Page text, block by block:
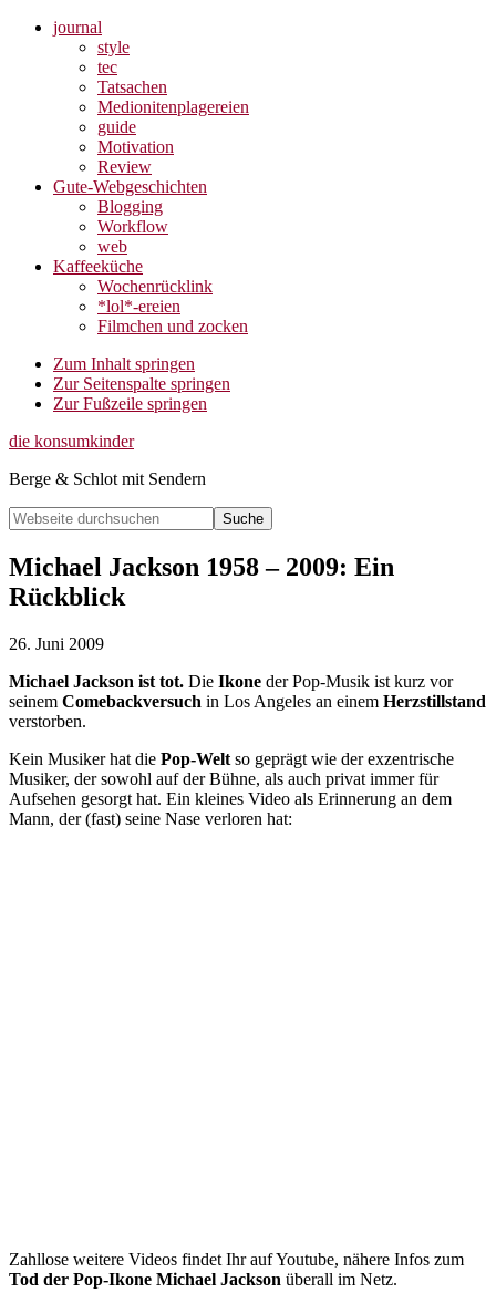
journal
style
tec
Tatsachen
Medionitenplagereien
guide
Motivation
Review
Gute-Webgeschichten
Blogging
Workflow
web
Kaffeeküche
Wochenrücklink
*lol*-ereien
Filmchen und zocken
Zum Inhalt springen
Zur Seitenspalte springen
Zur Fußzeile springen
die konsumkinder
Berge & Schlot mit Sendern
Webseite
durchsuchen
Search
Michael Jackson 1958 – 2009: Ein
Rückblick
26. Juni 2009
Michael Jackson ist tot. Die Ikone der Pop-Musik ist kurz vor
seinem Comebackversuch in Los Angeles an einem Herzstillstand
verstorben.
Kein Musiker hat die Pop-Welt so geprägt wie der exzentrische
Musiker, der sowohl auf der Bühne, als auch privat immer für
Aufsehen gesorgt hat. Ein kleines Video als Erinnerung an dem
Mann, der (fast) seine Nase verloren hat:
Zahllose weitere Videos findet Ihr auf Youtube, nähere Infos zum
Tod der Pop-Ikone Michael Jackson überall im Netz.